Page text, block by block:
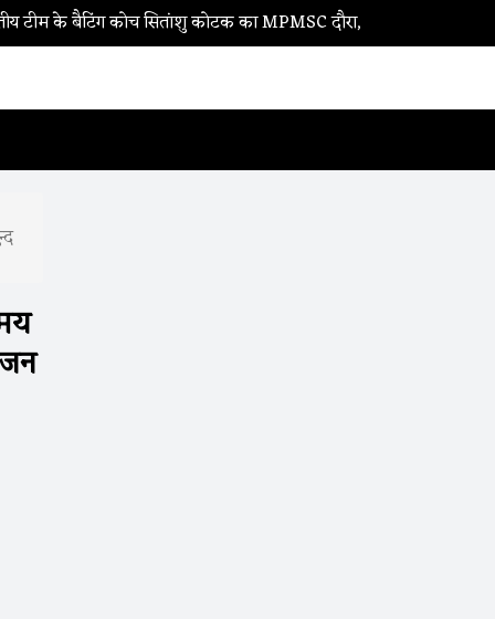
कोच सितांशु कोटक का MPMSC दौरा, युवा क्रिकेटरों को दिए सफलता के